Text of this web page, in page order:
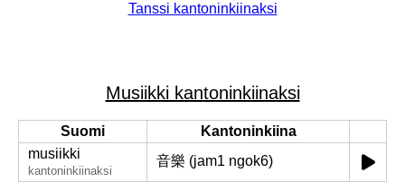
Tanssi kantoninkiinaksi
Musiikki kantoninkiinaksi
Suomi
Kantoninkiina
musiikki
kantoninkiinaksi
音樂 (jam1 ngok6)